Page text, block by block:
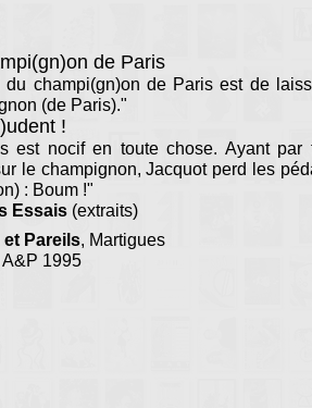
de Paris
champi(gn)on de Paris est de
(de Paris)."
!
est nocif en toute chose. Ayant par
le champignon, Jacquot perd les
: Boum !"
Essais (extraits)
Pareils, Martigues
1995